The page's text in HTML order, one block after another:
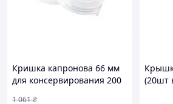
Кришка капронова 66 мм
для консервирования 200
1 061₴
(20шт